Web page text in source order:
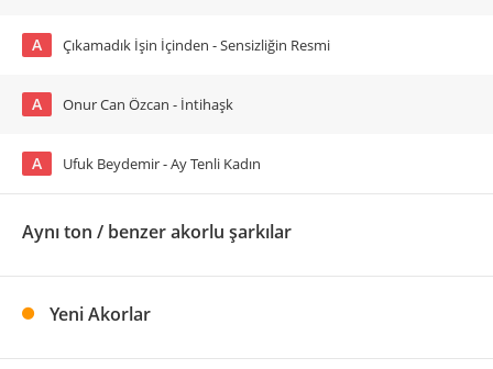
A Çıkamadık İşin İçinden - Sensizliğin Resmi
A Onur Can Özcan - İntihaşk
A Ufuk Beydemir - Ay Tenli Kadın
Aynı ton / benzer akorlu şarkılar
Yeni Akorlar